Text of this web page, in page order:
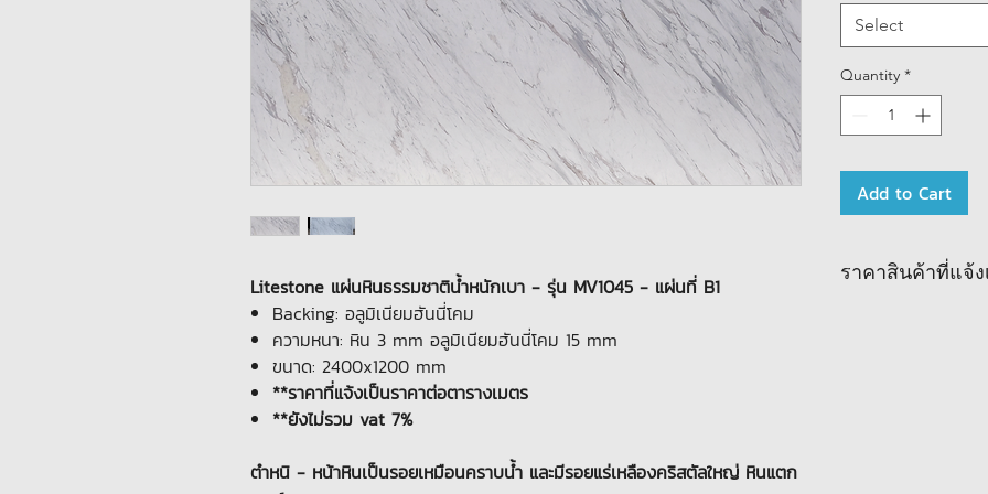
Litestone แผ่นหินธรรมชาติน้ำหนักเบา - รุ่น MV1045 - แผ่นที่ B1
Backing: อลูมิเนียมฮันนี่โคม
ความหนา: หิน 3 mm อลูมิเนียมฮันนี่โคม 15 mm
ขนาด: 2400x1200 mm
**ราคาที่แจ้งเป็นราคาต่อตารางเมตร
**ยังไม่รวม vat 7%
ตำหนิ - หน้าหินเป็นรอยเหมือนคราบน้ำ และมีรอยแร่เหลืองคริสตัลใหญ่ หินแตก
Select
Quantity *
Add to Cart
ราคาสินค้าที่แจ้ง